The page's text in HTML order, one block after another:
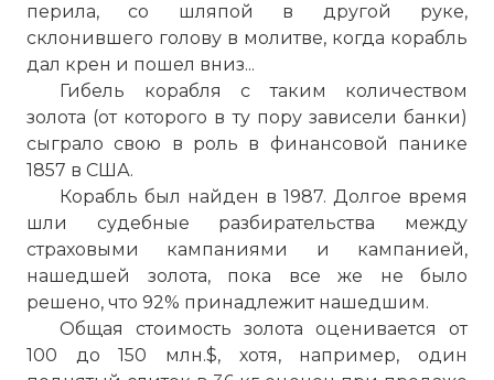
перила, со шляпой в другой руке,
склонившего голову в молитве, когда корабль
дал крен и пошел вниз...
Гибель корабля с таким количеством
золота (от которого в ту пору зависели банки)
сыграло свою в роль в финансовой панике
1857 в США.
Корабль был найден в 1987. Долгое время
шли судебные разбирательства между
страховыми кампаниями и кампанией,
нашедшей золота, пока все же не было
решено, что 92% принадлежит нашедшим.
Общая стоимость золота оценивается от
100 до 150 млн.$, хотя, например, один
Россыпь золотых монет на месте
крушения парохода.
Фото статьи: